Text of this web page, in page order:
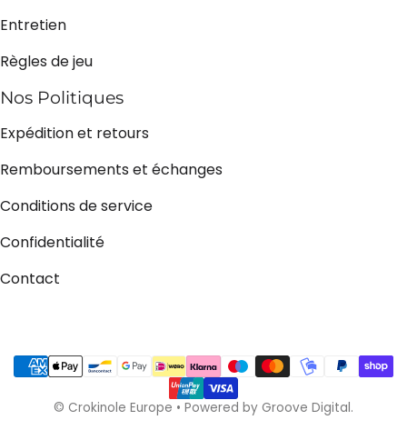
Entretien
Règles de jeu
Nos Politiques
Expédition et retours
Remboursements et échanges
Conditions de service
Confidentialité
Contact
Méthodes de payement
© Crokinole Europe • Powered by Groove Digital.